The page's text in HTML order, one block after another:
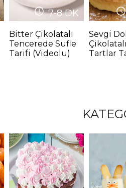
7-8DK
Bitter Çikolatalı
Tencerede Sufle
Tarifi (Videolu)
Sevgi
Tartlar